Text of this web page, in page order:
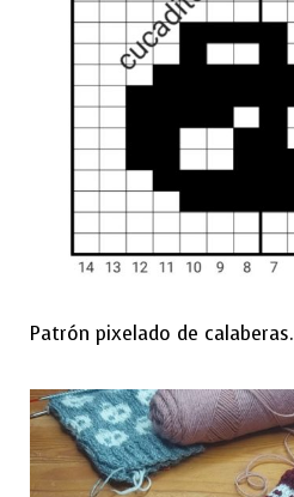
Patrón pixelado de calaberas.